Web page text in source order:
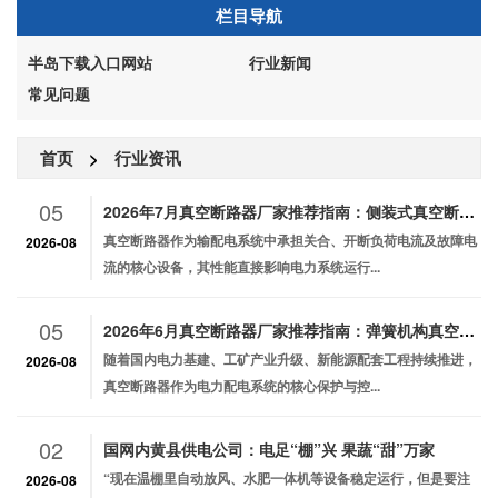
栏目导航
半岛下载入口网站
行业新闻
常见问题
首页 > 行业资讯
05
2026-08
2026年7月真空断路器厂家推荐指南：侧装式真空断路器手车式户内弹簧机构公司优选！
真空断路器作为输配电系统中承担关合、开断负荷电流及故障电
流的核心设备，其性能直接影响电力系统运行...
05
2026-08
2026年6月真空断路器厂家推荐指南：弹簧机构真空断路器智能化户内工矿企业手车式公司优选！
随着国内电力基建、工矿产业升级、新能源配套工程持续推进，
真空断路器作为电力配电系统的核心保护与控...
02
2026-08
国网内黄县供电公司：电足“棚”兴 果蔬“甜”万家
“现在温棚里自动放风、水肥一体机等设备稳定运行，但是要注